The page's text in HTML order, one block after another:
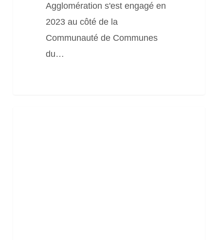
Agglomération s'est engagé en
2023 au côté de la
Communauté de Communes
du…